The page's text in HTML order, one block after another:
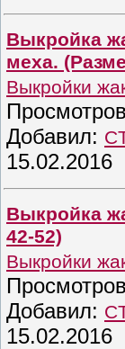
Выкройка
меха.
Выкройки
Добавил:
15.02.2016
Выкройка
42-52)
Выкройки
Добавил:
15.02.2016